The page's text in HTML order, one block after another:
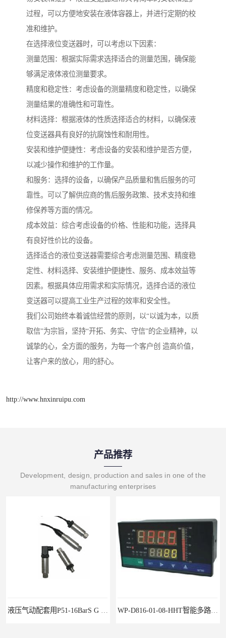
过程，可以方便地安装在液体容器上，并进行定期的校
准和维护。
在选择液位变送器时，可以考虑以下因素：
测量范围：根据实际需求选择适合的测量范围，确保能
够满足液体液位测量要求。
精度和稳定性：考虑设备的测量精度和稳定性，以确保
测量结果的准确性和可靠性。
材料选择：根据液体的性质选择适合的材料，以确保液
位变送器具有良好的抗腐蚀性和耐用性。
安装和维护便捷性：考虑设备的安装和维护是否方便，
以减少操作和维护的工作量。
和服务：选择的设备，以确保产品质量和售后服务的可
靠性。可以了解供应商的售后服务政策、技术支持和维
修保养等方面的情况。
成本效益：综合考虑设备的价格、性能和功能，选择具
有良好性价比的设备。
选择适合的液位变送器需要综合考虑测量范围、精度稳
定性、材料选择、安装维护便捷性、服务、成本效益等
因素。根据具体应用需求和实际情况，选择合适的液位
变送器可以提高工业生产过程的效率和安全性。
我们公司始终本着诚信经营的原则，以“以诚为本，以质
取信”为宗旨，坚持“开拓、务实、守信”的企业精神，以
诚挚的心，全方面的服务，为每一个客户创 造高价值，
让客户来的放心，用的舒心。
http://www.hnxinruipu.com
产品推荐
Development, design, production and sales in one of the
manufacturing enterprises
液压气动配套用P51-16BarS G -A-MD-20MA 压力变送器 WP-D816-01-08-HHT智能多路巡检仪